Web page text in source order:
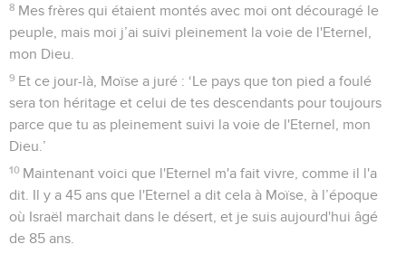
8 Mes frères qui étaient montés avec moi ont découragé le
peuple, mais moi j’ai suivi pleinement la voie de l'Eternel,
mon Dieu.
9 Et ce jour-là, Moïse a juré : ‘Le pays que ton pied a foulé
sera ton héritage et celui de tes descendants pour toujours
parce que tu as pleinement suivi la voie de l'Eternel, mon
Dieu.’
10 Maintenant voici que l'Eternel m'a fait vivre, comme il l'a
dit. Il y a 45 ans que l'Eternel a dit cela à Moïse, à l’époque
où Israël marchait dans le désert, et je suis aujourd'hui âgé
de 85 ans.